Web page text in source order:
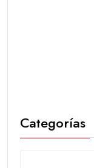
Categorías